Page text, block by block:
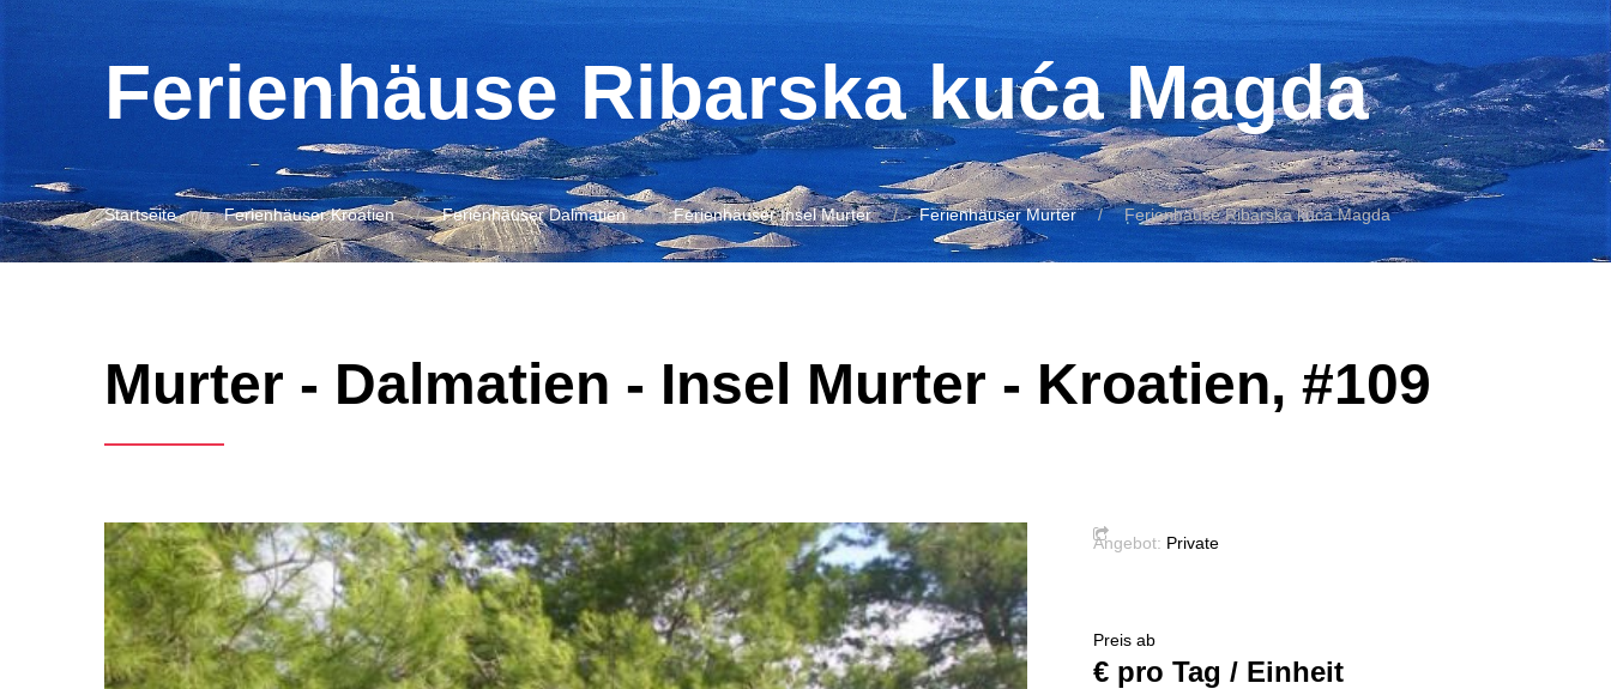
Ferienhäuse Ribarska kuća Magda
Startseite Ferienhäuser Kroatien Ferienhäuser Dalmatien Ferienhäuser Insel Murter Ferienhäuser Murter Ferienhäuse Ribarska kuća Magda
Murter - Dalmatien - Insel Murter - Kroatien, #109
Angebot: Private
Preis ab
€ pro Tag / Einheit